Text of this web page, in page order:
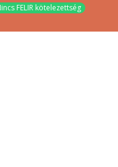
FELIR kötelezettség